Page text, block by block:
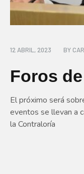
12 ABRIL, 2023 BY
Foros
El próximo será
eventos se llevan a
la Contraloría